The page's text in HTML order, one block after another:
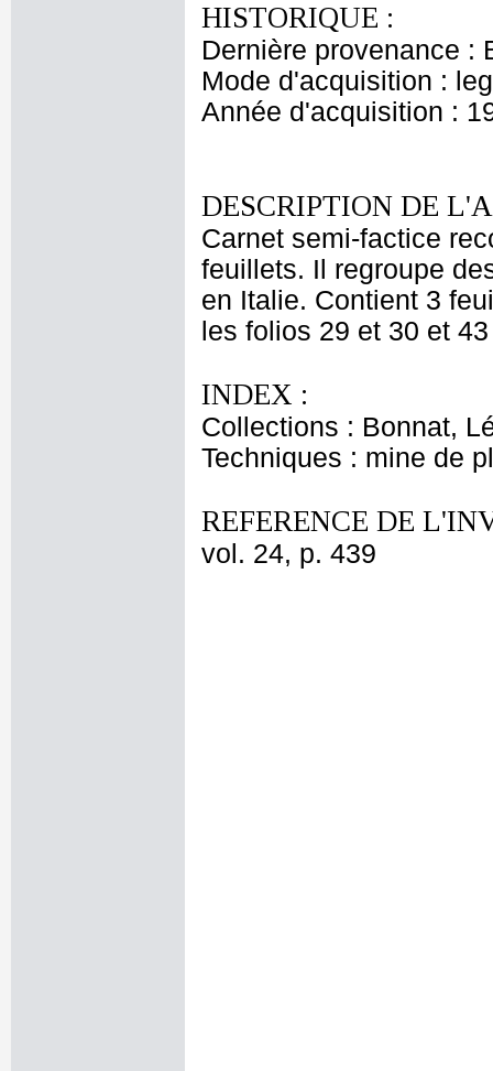
HISTORIQUE :
Dernière provenance :
Mode d'acquisition :
Année d'acquisition :
DESCRIPTION DE
Carnet semi-factice
feuillets. Il regroupe
en Italie. Contient 3
les folios 29 et 30 et
INDEX :
Collections : Bonnat,
Techniques : mine de
REFERENCE DE
vol. 24, p. 439